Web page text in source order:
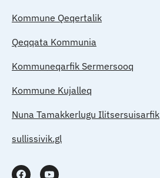
Kommune Qeqertalik
Qeqqata Kommunia
Kommuneqarfik Sermersooq
Kommune Kujalleq
Nuna Tamakkerlugu Ilitsersuisarfik
sullissivik.gl